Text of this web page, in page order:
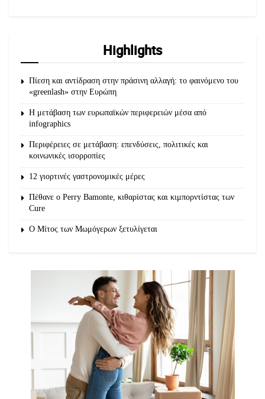
Highlights
Πίεση και αντίδραση στην πράσινη αλλαγή: το φαινόμενο του
«greenlash» στην Ευρώπη
Η μετάβαση των ευρωπαϊκών περιφερειών μέσα από
infographics
Περιφέρειες σε μετάβαση: επενδύσεις, πολιτικές και
κοινωνικές ισορροπίες
12 γιορτινές γαστρονομικές μέρες
Πέθανε ο Perry Bamonte, κιθαρίστας και κιμπορντίστας των
Cure
O Μίτος των Μωμόγερων ξετυλίγεται